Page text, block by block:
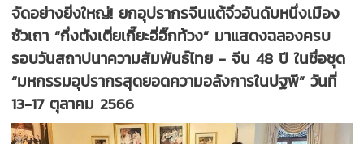
จัดอย่างยิ่งใหญ่! ยกอุปรากรจีนแต้จิ๋วอันดับหนึ่งเมือง
ซัวเถา “กึ่งตังเตี่ยเกี๊ยะอี่อิ๊กท้วง” มาแสดงฉลองครบ
รอบวันสถาปนาความสัมพันธ์ไทย - จีน 48 ปี ในชื่อชุด
“มหกรรมอุปรากรสุดยอดความอลังการในปฐพี” วันที่
13-17 ตุลาคม 2566